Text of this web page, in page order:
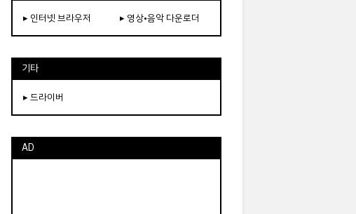
▸ 인터넷 브라우저 ▸ 영상•음악 다운로더
기타
▸ 드라이버
AD